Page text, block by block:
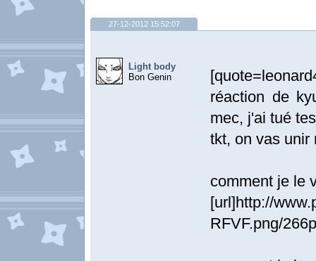
27-12-2012 15:52:07
Light body
Bon Genin
réaction de
mec, j'ai tué
tkt, on vas unir
comment je le
[url]http://
RFVF.png/